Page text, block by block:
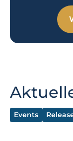
Events